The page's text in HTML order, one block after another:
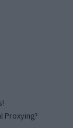
Proxying?